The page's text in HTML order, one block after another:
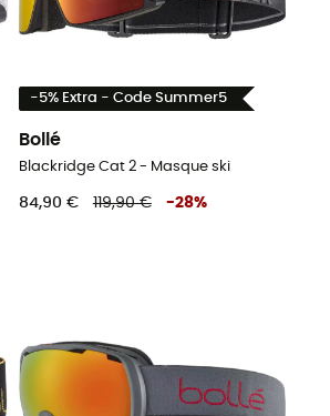
-5% Extra - Code Summer5
Bollé
Blackridge Cat 2 - Masque ski
84,90 € 119,90 € -28%